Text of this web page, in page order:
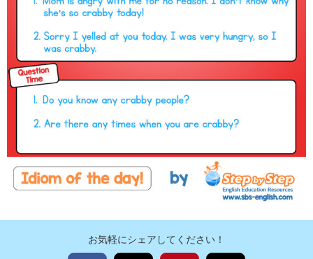
お気軽にシェアしてください！